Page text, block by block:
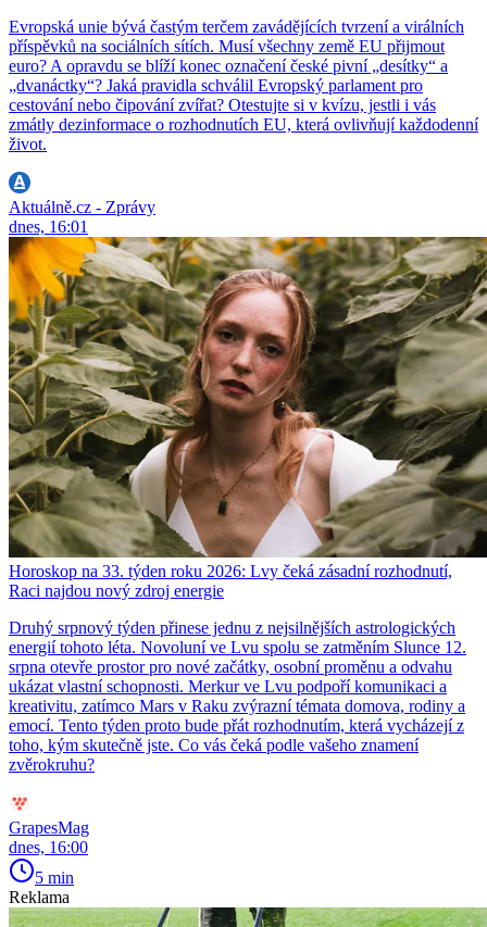
Evropská unie bývá častým terčem zavádějících tvrzení a virálních
příspěvků na sociálních sítích. Musí všechny země EU přijmout
euro? A opravdu se blíží konec označení české pivní „desítky“ a
„dvanáctky“? Jaká pravidla schválil Evropský parlament pro
cestování nebo čipování zvířat? Otestujte si v kvízu, jestli i vás
zmátly dezinformace o rozhodnutích EU, která ovlivňují každodenní
život.
Aktuálně.cz - Zprávy
dnes, 16:01
Horoskop na 33. týden roku 2026: Lvy čeká zásadní rozhodnutí,
Raci najdou nový zdroj energie
Druhý srpnový týden přinese jednu z nejsilnějších astrologických
energií tohoto léta. Novoluní ve Lvu spolu se zatměním Slunce 12.
srpna otevře prostor pro nové začátky, osobní proměnu a odvahu
ukázat vlastní schopnosti. Merkur ve Lvu podpoří komunikaci a
kreativitu, zatímco Mars v Raku zvýrazní témata domova, rodiny a
emocí. Tento týden proto bude přát rozhodnutím, která vycházejí z
toho, kým skutečně jste. Co vás čeká podle vašeho znamení
zvěrokruhu?
GrapesMag
dnes, 16:00
5 min
Reklama